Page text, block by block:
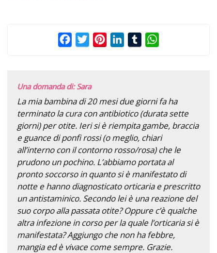
FacebookTwitterPinterestLinkedInTumblr
Una domanda di: Sara
La mia bambina di 20 mesi due giorni fa ha
terminato la cura con antibiotico (durata sette
giorni) per otite. Ieri si è riempita gambe, braccia
e guance di ponfi rossi (o meglio, chiari
all’interno con il contorno rosso/rosa) che le
prudono un pochino. L’abbiamo portata al
pronto soccorso in quanto si è manifestato di
notte e hanno diagnosticato orticaria e prescritto
un antistaminico. Secondo lei è una reazione del
suo corpo alla passata otite? Oppure c’è qualche
altra infezione in corso per la quale l’orticaria si è
manifestata? Aggiungo che non ha febbre,
mangia ed è vivace come sempre. Grazie.